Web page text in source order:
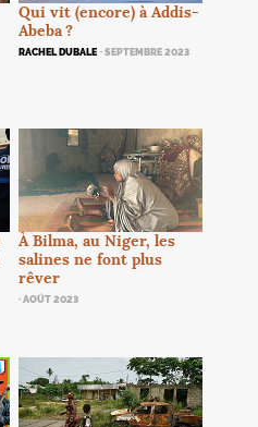
Qui vit (encore) à Addis-
Abeba?
RACHEL DUBALE · SEPTEMBRE 2023
À Bilma, au Niger, les
salines ne font plus
rêver
· AOÛT 2023